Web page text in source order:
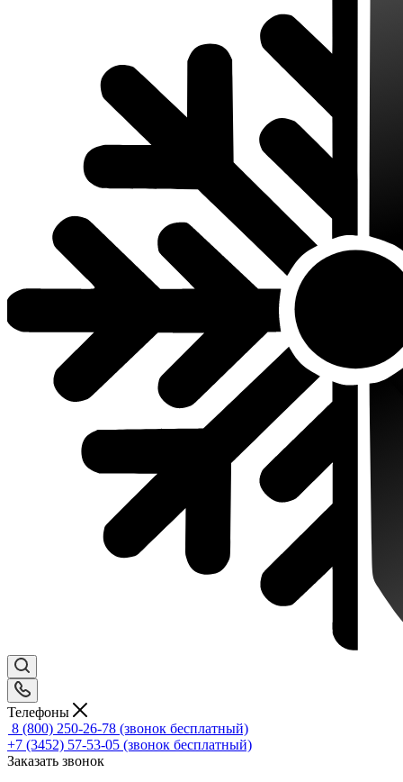
Телефоны
8 (800) 250-26-78 (звонок бесплатный)
+7 (3452) 57-53-05 (звонок бесплатный)
Заказать звонок